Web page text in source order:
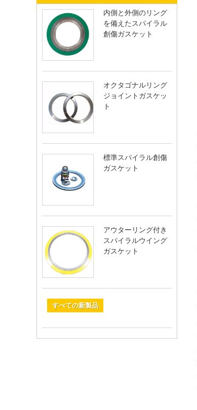
内側と外側のリング
を備えたスパイラル
創傷ガスケット
オクタゴナルリング
ジョイントガスケッ
ト
標準スパイラ​​ル創傷
ガスケット
アウターリング付き
スパイラルウイング
ガスケット
すべての新製品